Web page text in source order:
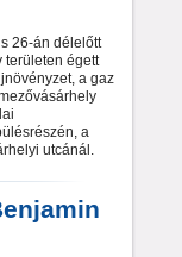
26-án délelőtt
területen égett
a gaz
a
utcánál.